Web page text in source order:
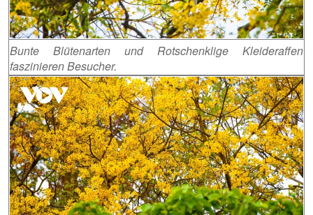
Bunte Blütenarten und Rotschenklige Kleideraffen
faszinieren Besucher.